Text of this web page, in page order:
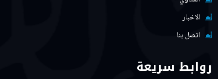
الاخبار
اتصل بنا
روابط سريعة